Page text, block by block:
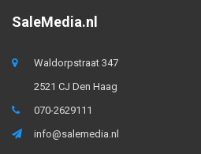
SaleMedia.nl
Waldorpstraat 347
2521 CJ Den Haag
070-2629111
info@salemedia.nl